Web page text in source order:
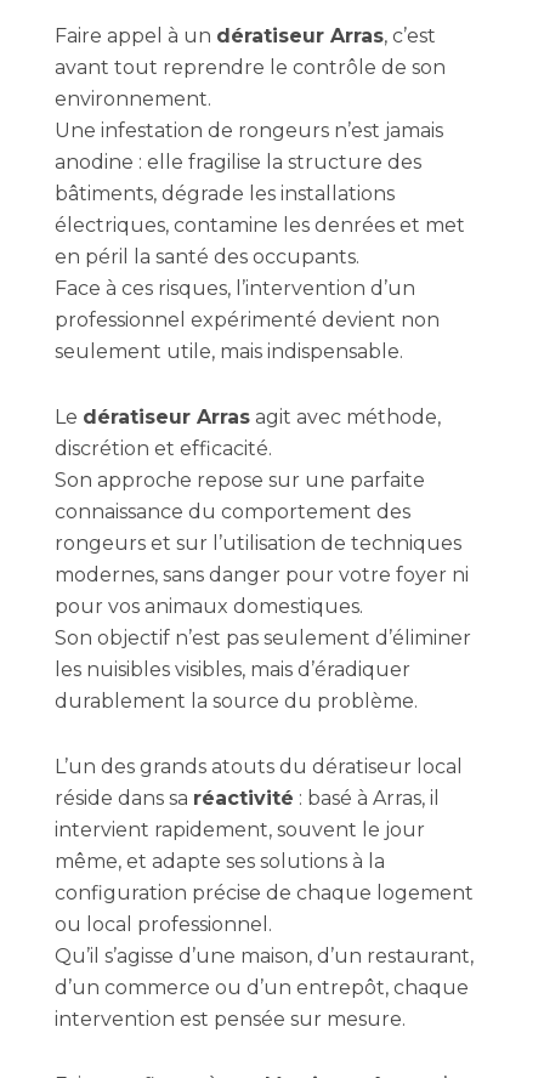
Faire appel à un dératiseur Arras, c’est
avant tout reprendre le contrôle de son
environnement.
Une infestation de rongeurs n’est jamais
anodine : elle fragilise la structure des
bâtiments, dégrade les installations
électriques, contamine les denrées et met
en péril la santé des occupants.
Face à ces risques, l’intervention d’un
professionnel expérimenté devient non
seulement utile, mais indispensable.
Le dératiseur Arras agit avec méthode,
discrétion et efficacité.
Son approche repose sur une parfaite
connaissance du comportement des
rongeurs et sur l’utilisation de techniques
modernes, sans danger pour votre foyer ni
pour vos animaux domestiques.
Son objectif n’est pas seulement d’éliminer
les nuisibles visibles, mais d’éradiquer
durablement la source du problème.
L’un des grands atouts du dératiseur local
réside dans sa réactivité : basé à Arras, il
intervient rapidement, souvent le jour
même, et adapte ses solutions à la
configuration précise de chaque logement
ou local professionnel.
Qu’il s’agisse d’une maison, d’un restaurant,
d’un commerce ou d’un entrepôt, chaque
intervention est pensée sur mesure.